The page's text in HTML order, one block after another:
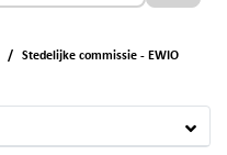
Stedelijke commissie - EWIO